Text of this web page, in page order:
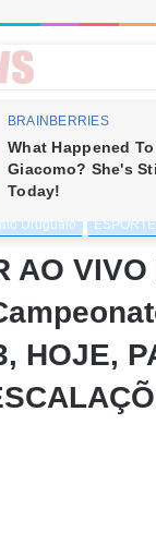
ESPORTES
Uruguaio
AO
HOJE,